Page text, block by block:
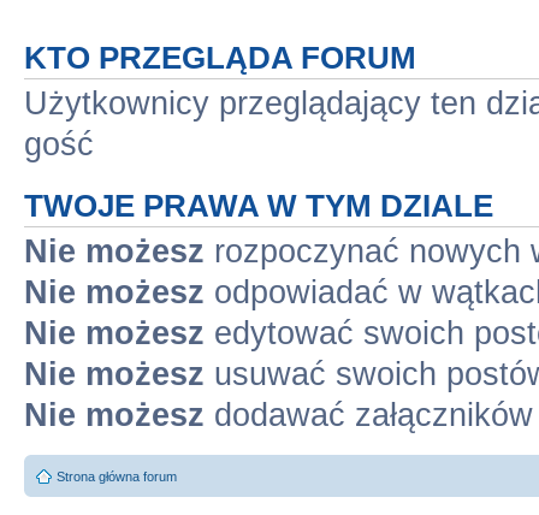
KTO PRZEGLĄDA FORUM
Użytkownicy przeglądający ten
gość
TWOJE PRAWA W TYM DZIALE
Nie możesz rozpoczynać nowych
Nie możesz odpowiadać w
Nie możesz edytować swoich
Nie możesz usuwać swoich
Nie możesz dodawać załączników
Strona główna forum